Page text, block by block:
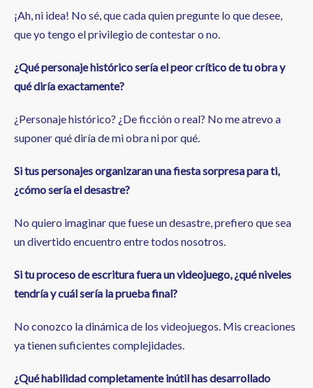
¡Ah, ni idea! No sé, que cada quien pregunte lo que desee,
que yo tengo el privilegio de contestar o no.
¿Qué personaje histórico sería el peor crítico de tu obra y
qué diría exactamente?
¿Personaje histórico? ¿De ficción o real? No me atrevo a
suponer qué diría de mi obra ni por qué.
Si tus personajes organizaran una fiesta sorpresa para ti,
¿cómo sería el desastre?
No quiero imaginar que fuese un desastre, prefiero que sea
un divertido encuentro entre todos nosotros.
Si tu proceso de escritura fuera un videojuego, ¿qué niveles
tendría y cuál sería la prueba final?
No conozco la dinámica de los videojuegos. Mis creaciones
ya tienen suficientes complejidades.
¿Qué habilidad completamente inútil has desarrollado